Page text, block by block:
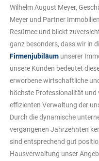
Wilhelm August Meyer,
Meyer und Partner
Resümee und blickt
ganz besonders, dass wir in
Firmenjubiläum unserer
unsere Kunden bedeutet
erworbene wirtschaftliche
höchste Professionalität und
effizienten Verwaltung der
Durch die dynamische
vergangenen Jahrzehnten
sind entsprechend gut
Hausverwaltung unser